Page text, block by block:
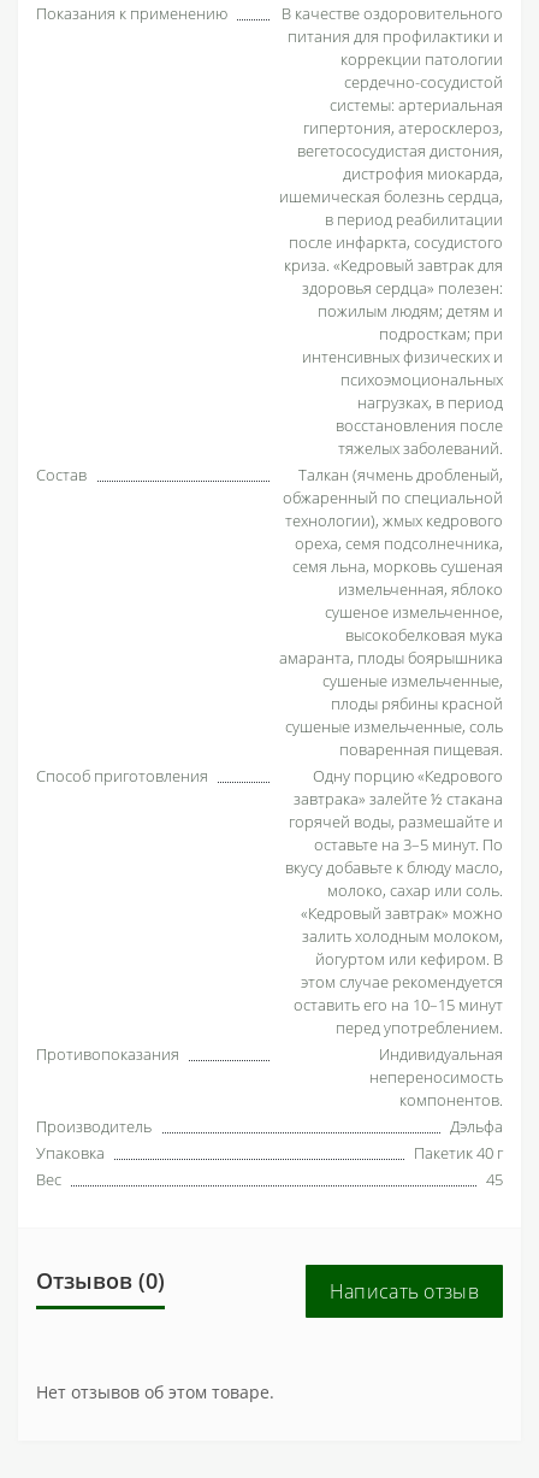
Показания к применению
В качестве оздоровительного
питания для профилактики и
коррекции патологии
сердечно-сосудистой
системы: артериальная
гипертония, атеросклероз,
вегетососудистая дистония,
дистрофия миокарда,
ишемическая болезнь сердца,
в период реабилитации
после инфаркта, сосудистого
криза. «Кедровый завтрак для
здоровья сердца» полезен:
пожилым людям; детям и
подросткам; при
интенсивных физических и
психоэмоциональных
нагрузках, в период
восстановления после
тяжелых заболеваний.
Состав
Талкан (ячмень дробленый,
обжаренный по специальной
технологии), жмых кедрового
ореха, семя подсолнечника,
семя льна, морковь сушеная
измельченная, яблоко
сушеное измельченное,
высокобелковая мука
амаранта, плоды боярышника
сушеные измельченные,
плоды рябины красной
сушеные измельченные, соль
поваренная пищевая.
Способ приготовления
Одну порцию «Кедрового
завтрака» залейте ½ стакана
горячей воды, размешайте и
оставьте на 3–5 минут. По
вкусу добавьте к блюду масло,
молоко, сахар или соль.
«Кедровый завтрак» можно
залить холодным молоком,
йогуртом или кефиром. В
этом случае рекомендуется
оставить его на 10–15 минут
перед употреблением.
Противопоказания
Индивидуальная
непереносимость
компонентов.
Производитель
Дэльфа
Упаковка
Пакетик 40 г
Вес
45
Отзывов (0) Написать отзыв
Нет отзывов об этом товаре.